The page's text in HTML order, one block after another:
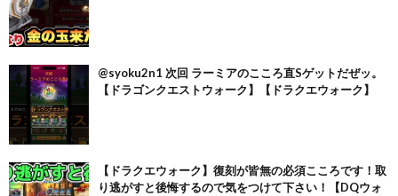
@syoku2n1 次回 ラーミアのこころ直Sゲットだぜッ。
【ドラゴンクエストウォーク】【ドラクエウォーク】
【ドラクエウォーク】復刻が皆無の必須こころです！取
り逃がすと後悔するので気をつけて下さい！【DQウォ